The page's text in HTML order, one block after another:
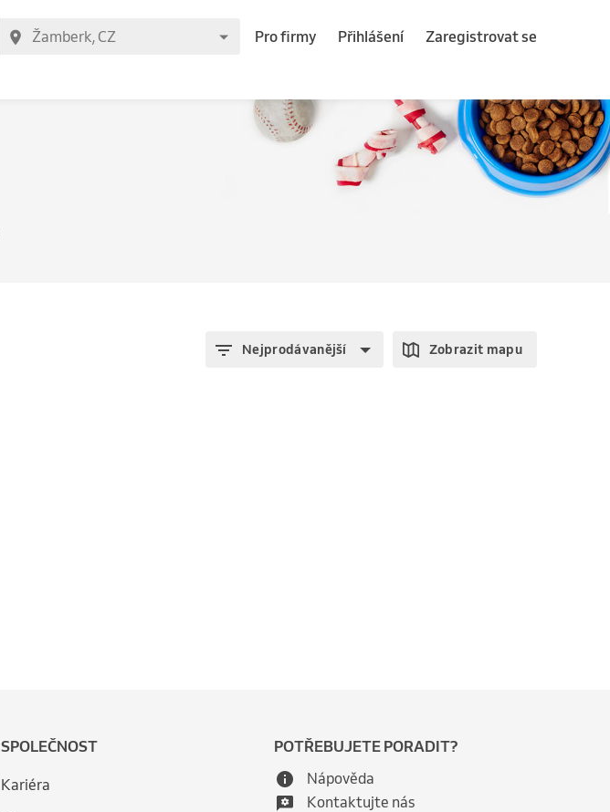
Pro firmy Přihlášení Zaregistrovat se
Nejprodávanější Zobrazit mapu
SPOLEČNOST
Kariéra
POTŘEBUJETE PORADIT?
Nápověda
Kontaktujte nás